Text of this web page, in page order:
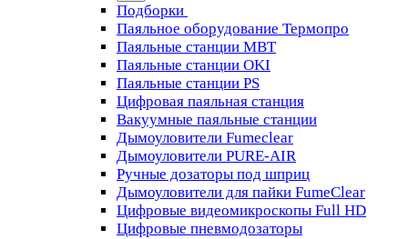
Подборки
Паяльное оборудование Термопро
Паяльные станции MBT
Паяльные станции OKI
Паяльные станции PS
Цифровая паяльная станция
Вакуумные паяльные станции
Дымоуловители Fumeclear
Дымоуловители PURE-AIR
Ручные дозаторы под шприц
Дымоуловители для пайки FumeClear
Цифровые видеомикроскопы Full HD
Цифровые пневмодозаторы